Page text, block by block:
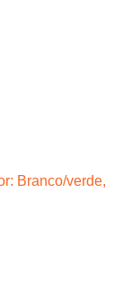
Branco/verde,